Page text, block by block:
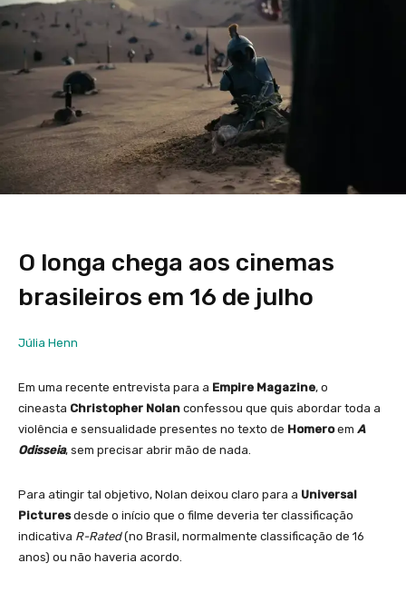
O longa chega aos cinemas
brasileiros em 16 de julho
Júlia Henn
Em uma recente entrevista para a Empire Magazine, o
cineasta Christopher Nolan confessou que quis abordar toda a
violência e sensualidade presentes no texto de Homeroem A
Odisseia, sem precisar abrir mão de nada.
Para atingir tal objetivo, Nolan deixou claro para a Universal
Picturesdesde o início que o filme deveria ter classificação
indicativa R-Rated(no Brasil, normalmente classificação de 16
anos) ou não haveria acordo.